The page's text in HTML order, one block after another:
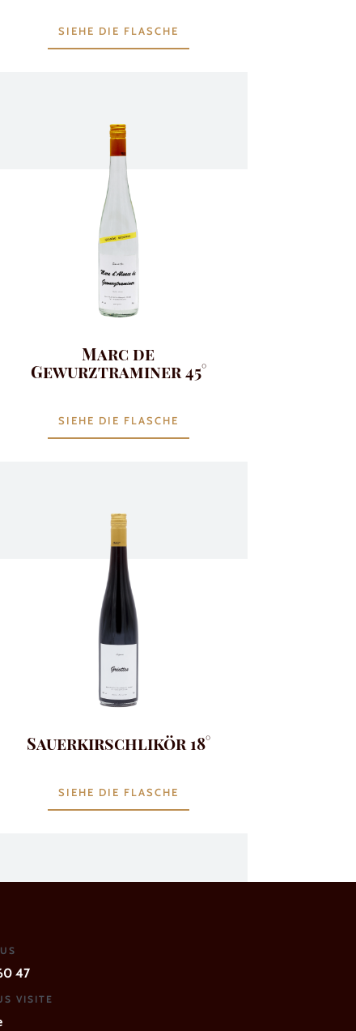
SIEHE DIE FLASCHE
Marc de
Gewurztraminer 45°
SIEHE DIE FLASCHE
Sauerkirschlikör 18°
SIEHE DIE FLASCHE
47
VISITE